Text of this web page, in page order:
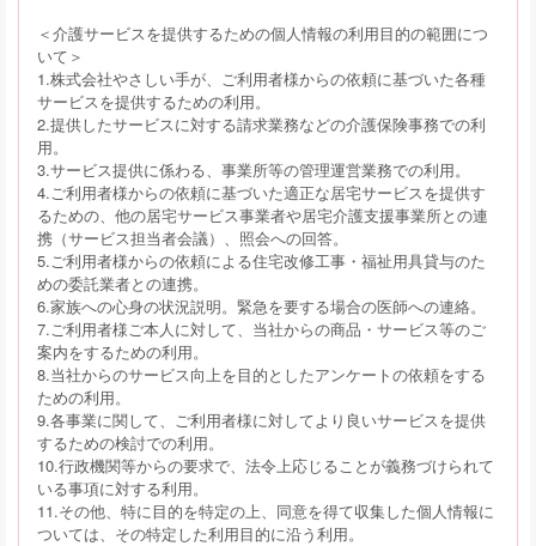
＜介護サービスを提供するための個人情報の利用目的の範囲につ
いて＞
1.株式会社やさしい手が、ご利用者様からの依頼に基づいた各種
サービスを提供するための利用。
2.提供したサービスに対する請求業務などの介護保険事務での利
用。
3.サービス提供に係わる、事業所等の管理運営業務での利用。
4.ご利用者様からの依頼に基づいた適正な居宅サービスを提供す
るための、他の居宅サービス事業者や居宅介護支援事業所との連
携（サービス担当者会議）、照会への回答。
5.ご利用者様からの依頼による住宅改修工事・福祉用具貸与のた
めの委託業者との連携。
6.家族への心身の状況説明。緊急を要する場合の医師への連絡。
7.ご利用者様ご本人に対して、当社からの商品・サービス等のご
案内をするための利用。
8.当社からのサービス向上を目的としたアンケートの依頼をする
ための利用。
9.各事業に関して、ご利用者様に対してより良いサービスを提供
するための検討での利用。
10.行政機関等からの要求で、法令上応じることが義務づけられて
いる事項に対する利用。
11.その他、特に目的を特定の上、同意を得て収集した個人情報に
ついては、その特定した利用目的に沿う利用。